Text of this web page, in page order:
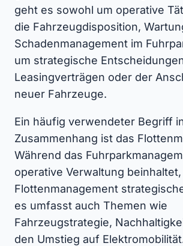
geht es sowohl um operative
die Fahrzeugdisposition,
Schadenmanagement im
um strategische
Leasingverträgen oder der
neuer Fahrzeuge.
Ein häufig verwendeter Begriff
Zusammenhang ist das
Während das
operative Verwaltung
Flottenmanagement
es umfasst auch Themen wie
Fahrzeugstrategie,
den Umstieg auf